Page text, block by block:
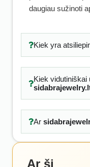
daugiau sužinoti
Kiek yra
Kiek
Ar
Ar ši